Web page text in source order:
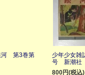
河 第3巻第
少年少女
号 新潮社
800円(税込)